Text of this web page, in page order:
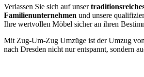
Verlassen Sie sich auf unser
Familienunternehmen und unsere
Ihre wertvollen Möbel sicher an ihren
Mit Zug-Um-Zug Umzüge ist der Umzug
nach Dresden nicht nur entspannt, sondern